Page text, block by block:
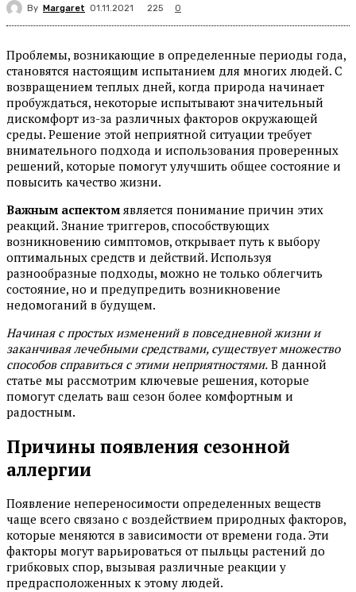
By Margaret 01.11.2021 225 0
Проблемы, возникающие в определенные периоды года,
становятся настоящим испытанием для многих людей. С
возвращением теплых дней, когда природа начинает
пробуждаться, некоторые испытывают значительный
дискомфорт из-за различных факторов окружающей
среды. Решение этой неприятной ситуации требует
внимательного подхода и использования проверенных
решений, которые помогут улучшить общее состояние и
повысить качество жизни.
Важным аспектомявляется понимание причин этих
реакций. Знание триггеров, способствующих
возникновению симптомов, открывает путь к выбору
оптимальных средств и действий. Используя
разнообразные подходы, можно не только облегчить
состояние, но и предупредить возникновение
недомоганий в будущем.
Начиная с простых изменений в повседневной жизни и
заканчивая лечебными средствами, существует множество
способов справиться с этими неприятностями. В данной
статье мы рассмотрим ключевые решения, которые
помогут сделать ваш сезон более комфортным и
радостным.
Причины появления сезонной
аллергии
Появление непереносимости определенных веществ
чаще всего связано с воздействием природных факторов,
которые меняются в зависимости от времени года. Эти
факторы могут варьироваться от пыльцы растений до
грибковых спор, вызывая различные реакции у
предрасположенных к этому людей.